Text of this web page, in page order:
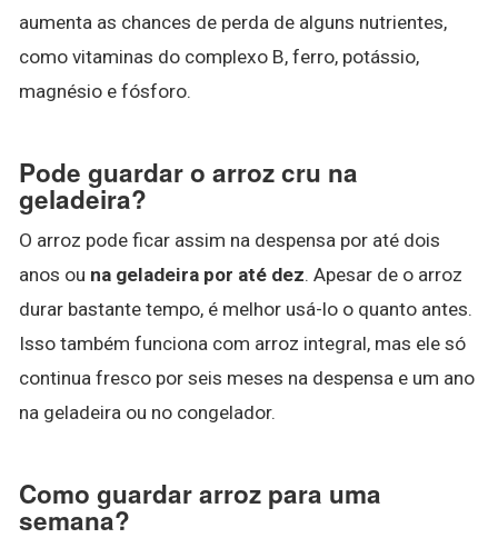
aumenta as chances de perda de alguns nutrientes,
como vitaminas do complexo B, ferro, potássio,
magnésio e fósforo.
Pode guardar o arroz cru na
geladeira?
O arroz pode ficar assim na despensa por até dois
anos ou na geladeira por até dez. Apesar de o arroz
durar bastante tempo, é melhor usá-lo o quanto antes.
Isso também funciona com arroz integral, mas ele só
continua fresco por seis meses na despensa e um ano
na geladeira ou no congelador.
Como guardar arroz para uma
semana?